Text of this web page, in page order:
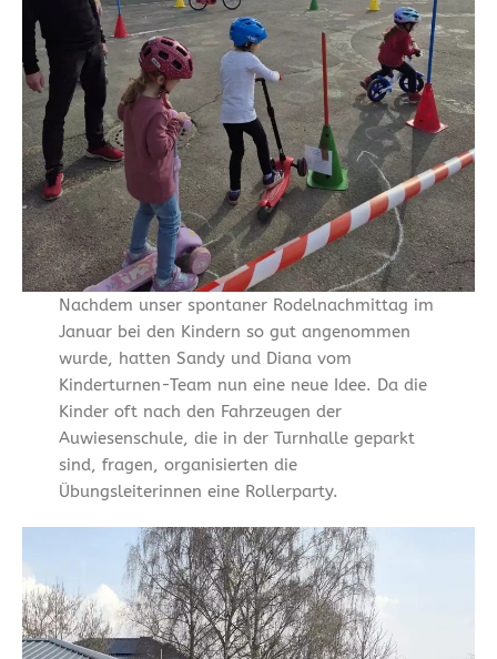
Nachdem unser spontaner Rodelnachmittag im
Januar bei den Kindern so gut angenommen
wurde, hatten Sandy und Diana vom
Kinderturnen-Team nun eine neue Idee. Da die
Kinder oft nach den Fahrzeugen der
Auwiesenschule, die in der Turnhalle geparkt
sind, fragen, organisierten die
Übungsleiterinnen eine Rollerparty.